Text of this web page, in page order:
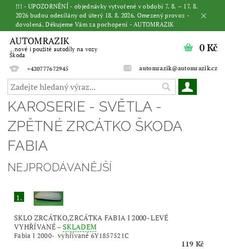
!!! - UPOZORNĚNÍ - objednávky vytvořené v období 7. 8. – 17. 8.
2026 budou odesílány od úterý 18. 8. 2026. Omezený provoz -
dovolená. Děkujeme Vám za pochopení - AUTOMRAZIK
AUTOMRAZIK
...nové i použité autodíly na vozy
Škoda
+420777672945
automrazik@automrazik.cz
0 Kč
KAROSERIE - SVĚTLA -
ZPĚTNÉ ZRCÁTKO ŠKODA
FABIA
NEJPRODÁVANĚJŠÍ
1.
SKLO ZRCÁTKO,ZRCÁTKA FABIA I 2000- LEVÉ
VYHŘÍVANÉ– SKLADEM
Fabia I 2000- vyhřívané 6Y1857521C
119 Kč